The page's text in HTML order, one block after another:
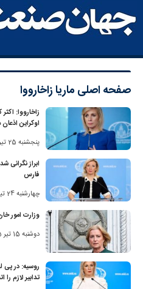
صفحه اصلی ماریا زاخارووا
زاخارووا:
اوکراین
پنجشنبه 25 تیر 1405
ابراز نگرانی
فارس
چهارشنبه 24 تیر 1405
وزارت امور
دوشنبه 15 تیر 1405
روسیه: در پی
تدابیر لازم را